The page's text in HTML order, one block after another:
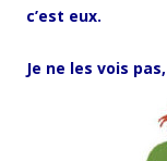
c’est eux.
Je ne les vois pas,